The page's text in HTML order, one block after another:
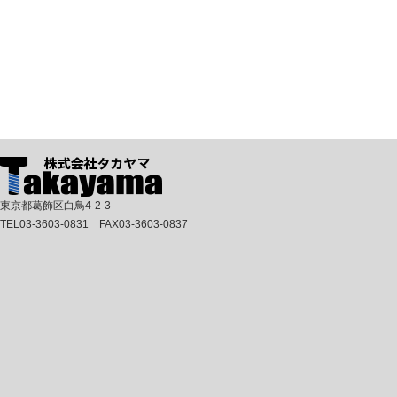
東京都葛飾区白鳥4-2-3
TEL03-3603-0831 FAX03-3603-0837